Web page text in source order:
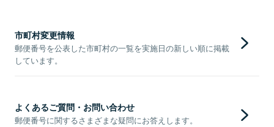
市町村変更情報
郵便番号を公表した市町村の一覧を実施日の新しい順に掲載
しています。
よくあるご質問・お問い合わせ
郵便番号に関するさまざまな疑問にお答えします。